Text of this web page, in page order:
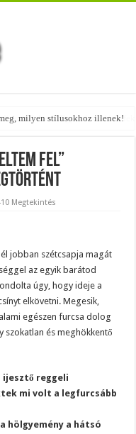
milyen stílusokhoz illenek!
az 5 legjobb fazont!
fel”
Megtekintés
jobban szétcsapja magát
az egyik barátod
úgy, hogy ideje a
elkövetni. Megesik,
egészen furcsa dolog
szokatlan és meghökkentő
ijesztő reggeli
mi volt a legfurcsább
hölgyemény a hátsó